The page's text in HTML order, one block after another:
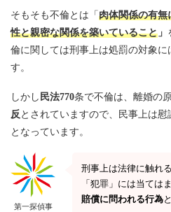
4.不貞行為にはならない行為
は？
強姦
そもそも不倫とは「 肉体関係の有無
性と親密な関係を築いていること 」
倫に関しては刑事上は処罰の対象に
す。
しかし 民法770条で不倫は、離婚の
反 とされていますので、民事上は
となっています。
第一探偵事
刑事上は法律に触れ
「犯罪」には当ては
賠償に問われる行為